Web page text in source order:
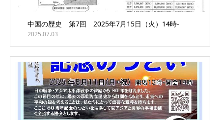
中国の歴史 第7回 2025年7月15日（火）14時-
2025.07.03